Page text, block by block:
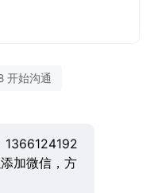
开始沟通
1366124192
加微信，方